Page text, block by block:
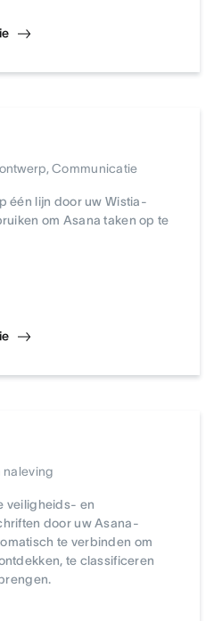
Communicatie
één lijn door uw Wistia-
om Asana taken op te
naleving
veiligheids- en
door uw Asana-
te verbinden om
te classificeren